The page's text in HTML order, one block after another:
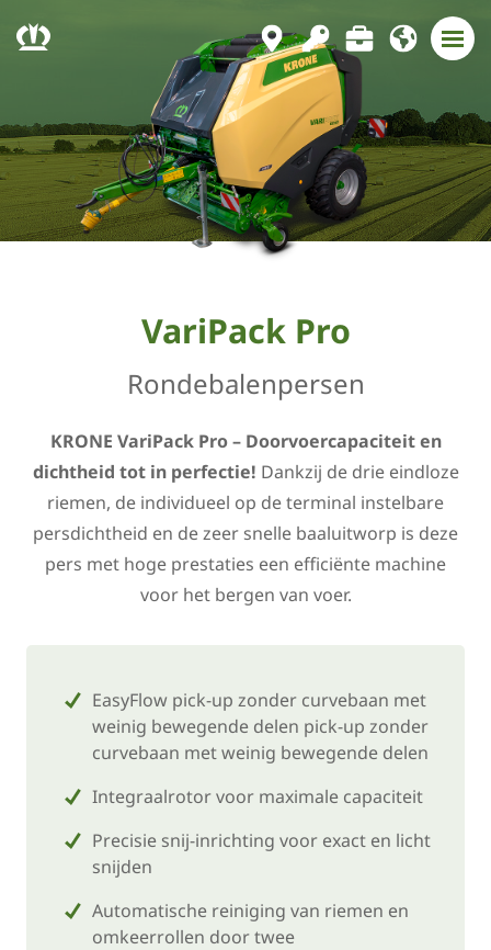
VariPack Pro
Rondebalenpersen
KRONE VariPack Pro – Doorvoercapaciteit en
dichtheid tot in perfectie! Dankzij de drie eindloze
riemen, de individueel op de terminal instelbare
persdichtheid en de zeer snelle baaluitworp is deze
pers met hoge prestaties een efficiënte machine
voor het bergen van voer.
EasyFlow pick-up zonder curvebaan met
weinig bewegende delen pick-up zonder
curvebaan met weinig bewegende delen
Integraalrotor voor maximale capaciteit
Precisie snij-inrichting voor exact en licht
snijden
Automatische reiniging van riemen en
omkeerrollen door twee